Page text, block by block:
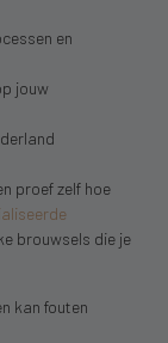
en
jouw
proef zelf hoe
brouwsels die je
kan fouten